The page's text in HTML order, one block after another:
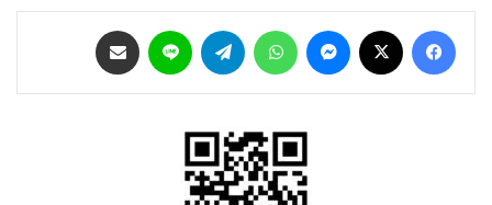
فيسبوك ماسنجر واتساب تيلقرام لاين